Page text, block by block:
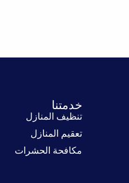
خدمتنا
تنظيف المنازل
تعقيم المنازل
مكافحة الحشرات